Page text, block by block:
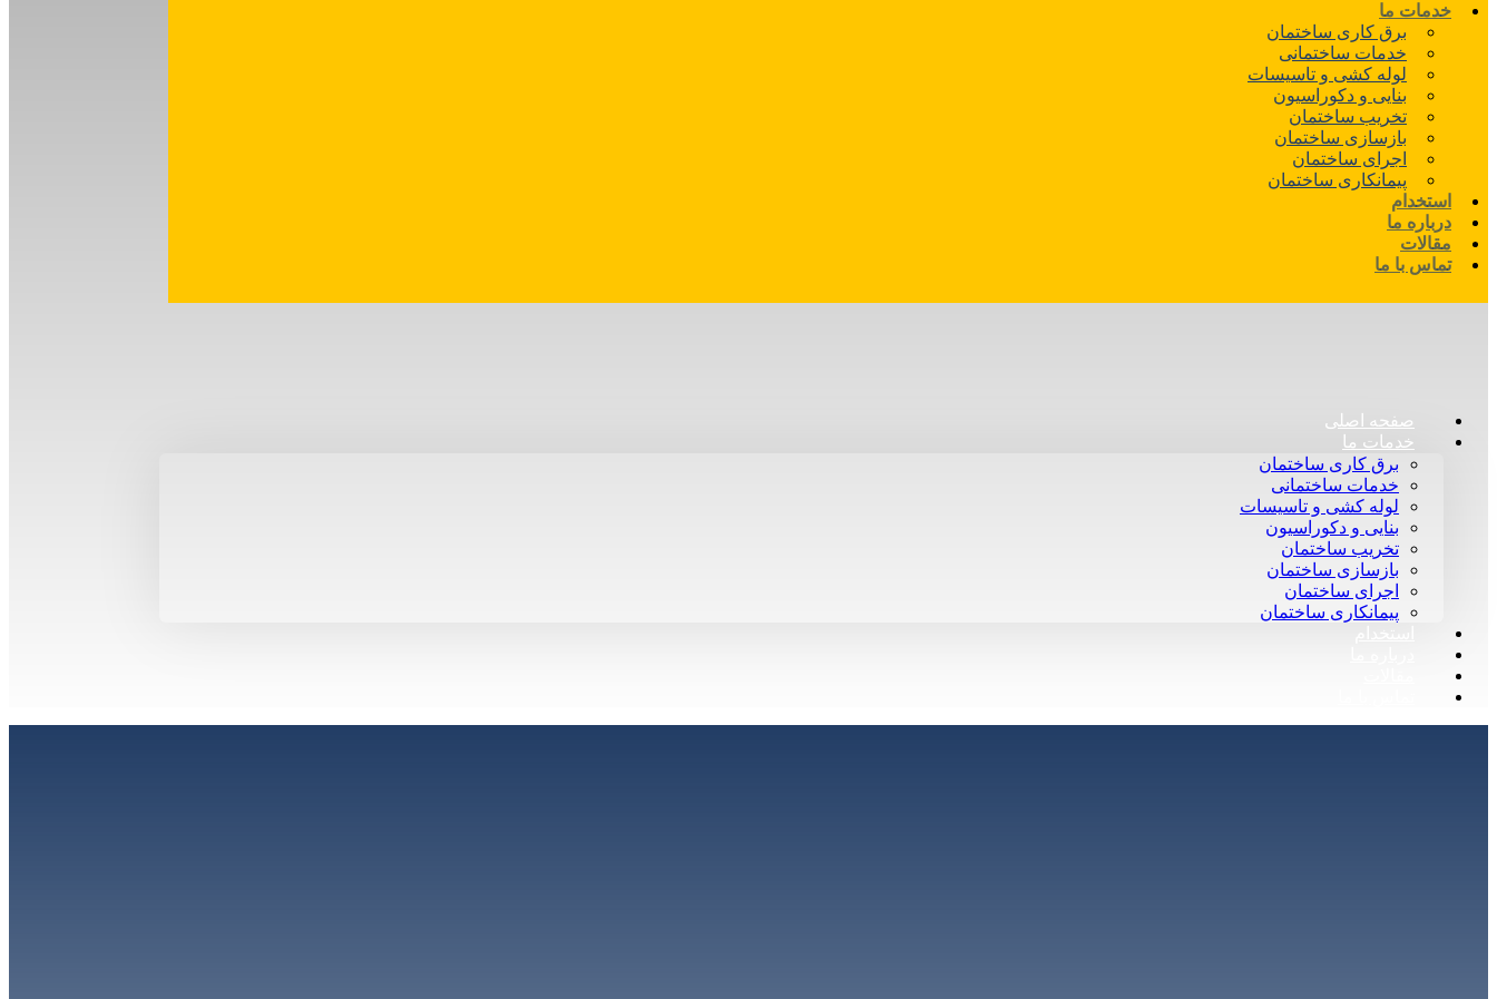
خدمات ما
برق کاری ساختمان
خدمات ساختمانی
لوله کشی و تاسیسات
بنایی و دکوراسیون
تخریب ساختمان
بازسازی ساختمان
اجرای ساختمان
پیمانکاری ساختمان
استخدام
درباره ما
مقالات
تماس با ما
صفحه اصلی
خدمات ما
برق کاری ساختمان
خدمات ساختمانی
لوله کشی و تاسیسات
بنایی و دکوراسیون
تخریب ساختمان
بازسازی ساختمان
اجرای ساختمان
پیمانکاری ساختمان